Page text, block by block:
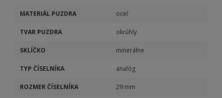
MATERIÁL PUZDRA oceľ
TVAR PUZDRA okrúhly
SKLÍČKO minerálne
TYP ČÍSELNÍKA analóg
ROZMER ČÍSELNÍKA 29 mm